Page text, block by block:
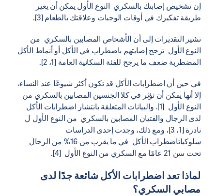
إن تشخيص إصابتك بالسكري النوع الأول يمكن أن يغير
طريقة تفكيرك في أوقات الوجبات وعلاقتك بالطعام [3].
تشير التقديرات إلى أن الأشخاص المصابين بالسكري من
النوع الأول ترجح إصابتهم باضطراب في الأكل أو أنماط الأكل
المضطربة ضعف ما يرجح للفئة السكانية العامة [1، 2].
في حين أن اضطرابات الأكل قد تكون أكثر شيوعًا عند النساء،
إلا أنها يمكن أن تؤثر في كلا الجنسين المصابين بالسكري من
النوع الأول [1]. والبيانات المتعلقة بانتشار اضطرابات الأكل
لدى الرجال والفتيان المصابين بالسكري من النوع الأول ل
نادرة [1، 3]، ومع ذلك، وجدت إحدى الدراسات
سلوكياتاضطراب الأكل في ما يقرب من 16% من الرجال
تحت سن 21 عامًا مع السكري من النوع الأول [4].
لماذا تعد اضطرابات الأكل شائعة جدًا لدى
مصابي السكري؟